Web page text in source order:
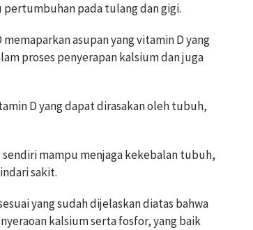
pada tulang dan gigi.
asupan yang vitamin D yang
proses penyerapan kalsium dan juga
D yang dapat dirasakan oleh tubuh,
mampu menjaga kekebalan tubuh,
sakit.
yang sudah dijelaskan diatas bahwa
kalsium serta fosfor, yang baik